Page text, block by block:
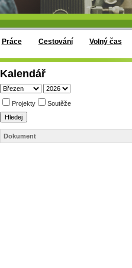
Práce Cestování Volný čas
Kalendář
Projekty Soutěže
Dokument